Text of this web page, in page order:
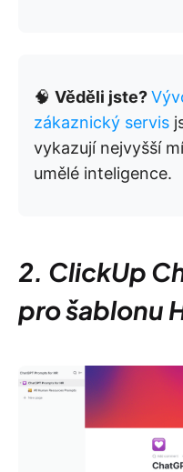
🧠 Věděli jste?
zákaznický servis
vykazují nejvyšší
umělé inteligence.
2. ClickUp
pro šablonu